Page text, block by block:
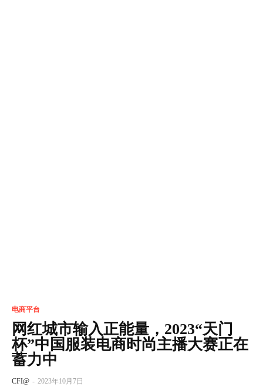
电商平台
网红城市输入正能量，2023“天门
杯”中国服装电商时尚主播大赛正在
蓄力中
CFI@ - 2023年10月7日